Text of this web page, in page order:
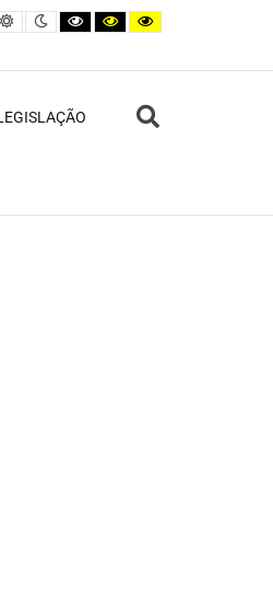
Default contrast
Night contrast
Black and White contrast
Black and Yellow
Yellow and Black